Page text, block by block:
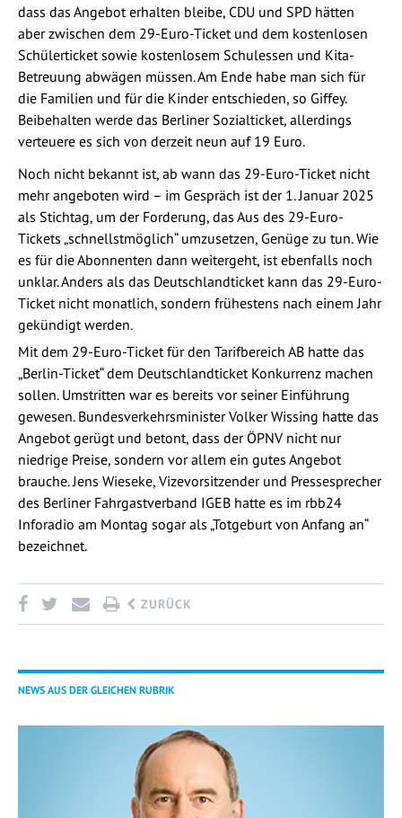
dass das Angebot erhalten bleibe, CDU und SPD hätten
aber zwischen dem 29-Euro-Ticket und dem kostenlosen
Schülerticket sowie kostenlosem Schulessen und Kita-
Betreuung abwägen müssen. Am Ende habe man sich für
die Familien und für die Kinder entschieden, so Giffey.
Beibehalten werde das Berliner Sozialticket, allerdings
verteuere es sich von derzeit neun auf 19 Euro.
Noch nicht bekannt ist, ab wann das 29-Euro-Ticket nicht
mehr angeboten wird – im Gespräch ist der 1. Januar 2025
als Stichtag, um der Forderung, das Aus des 29-Euro-
Tickets „schnellstmöglich“ umzusetzen, Genüge zu tun. Wie
es für die Abonnenten dann weitergeht, ist ebenfalls noch
unklar. Anders als das Deutschlandticket kann das 29-Euro-
Ticket nicht monatlich, sondern frühestens nach einem Jahr
gekündigt werden.
Mit dem 29-Euro-Ticket für den Tarifbereich AB hatte das
„Berlin-Ticket“ dem Deutschlandticket Konkurrenz machen
sollen. Umstritten war es bereits vor seiner Einführung
gewesen. Bundesverkehrsminister Volker Wissing hatte das
Angebot gerügt und betont, dass der ÖPNV nicht nur
niedrige Preise, sondern vor allem ein gutes Angebot
brauche. Jens Wieseke, Vizevorsitzender und Pressesprecher
des Berliner Fahrgastverband IGEB hatte es im rbb24
Inforadio am Montag sogar als „Totgeburt von Anfang an“
bezeichnet.
ZURÜCK
NEWS AUS DER GLEICHEN RUBRIK